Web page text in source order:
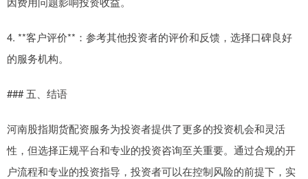
4. **客户评价**：参考其他投资者的评价和反馈，选择口碑良好
的服务机构。
### 五、结语
河南股指期货配资服务为投资者提供了更多的投资机会和灵活
性，但选择正规平台和专业的投资咨询至关重要。通过合规的开
户流程和专业的投资指导，投资者可以在控制风险的前提下，实